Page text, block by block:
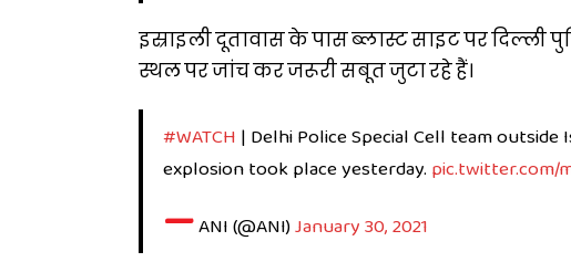
इस्राइली दूतावास के पास ब्लास्ट साइट पर
स्थल पर जांच कर जरूरी सबूत जुटा रहे हैं।
#WATCH | Delhi Police Special Cell team
explosion took place yesterday. pic.twitter.com/
—ANI (@ANI)January 30, 2021